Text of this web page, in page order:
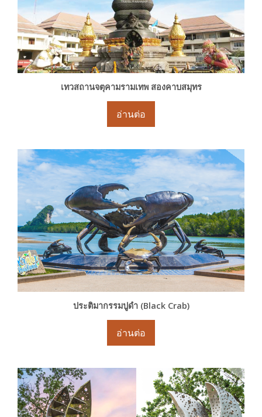
เทวสถานจตุคามรามเทพ สองคาบสมุทร
อ่านต่อ
ประติมากรรมปูดำ (Black Crab)
อ่านต่อ